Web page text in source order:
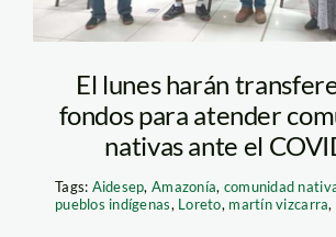
El lunes harán
fondos para atender
nativas ante el
Tags: Aidesep,Amazonía, comunidad
pueblos indígenas, Loreto, martín vizcarra,